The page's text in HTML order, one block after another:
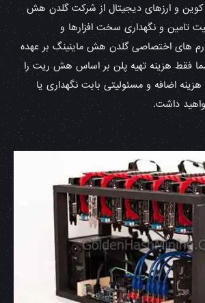
کوین و ارزهای دیجیتال از شرکت گلدن هش
تامین و نگهداری سخت افزارها و
های اختصاصی گلدن هش ماینینگ بر عهده
فقط هزینه تهیه پلن بر اساس هش ریت را
اضافه و مسئولیتی بابت نگهداری یا
داشت.